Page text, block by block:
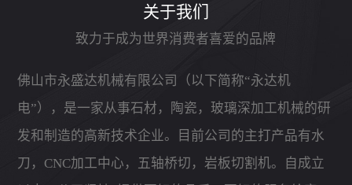
关于我们
致力于成为世界消费者喜爱的品牌
佛山市永盛达机械有限公司（以下简称“永达机
电”），是一家从事石材，陶瓷，玻璃深加工机械的研
发和制造的高新技术企业。目前公司的主打产品有水
刀，CNC加工中心，五轴桥切，岩板切割机。自成立